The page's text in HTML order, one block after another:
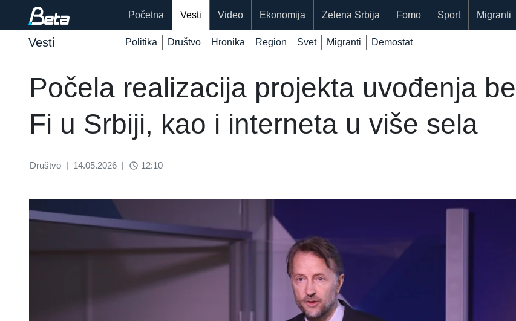
Početna Vesti Video Ekonomija Zelena Srbija Fomo Sport Migranti
Vesti Politika Društvo Hronika Region Svet Migranti Demostat
Počela realizacija projekta uvođenja
Fi u Srbiji, kao i interneta u više sela
Društvo | 14.05.2026 | access_time 12:10